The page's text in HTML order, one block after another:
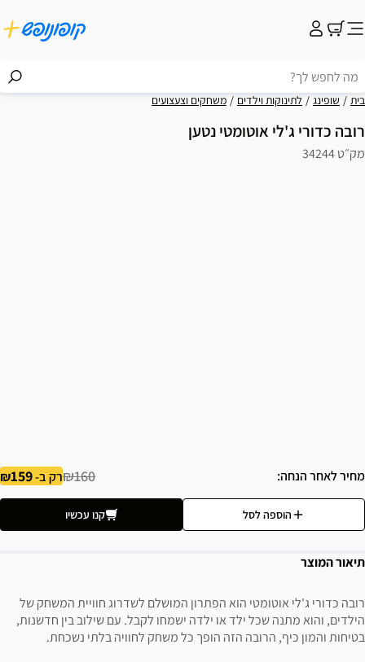
בית שופינג לתינוקות וילדים משחקים וצעצועים
רובה כדורי ג'לי אוטומטי נטען
מק״ט 34244
מחיר לאחר הנחה ₪160רק ב-159
הוספה לסל קנו עכשיו
תיאור המוצר
רובה כדורי ג'לי אוטומטי הוא הפתרון המושלם לשדרוג חוויית המשחק של
הילדים, והוא מתנה שכל ילד או ילדה ישמחו לקבל. עם שילוב בין חדשנות,
בטיחות והמון כיף, הרובה הזה הופך כל משחק לחוויה בלתי נשכחת.